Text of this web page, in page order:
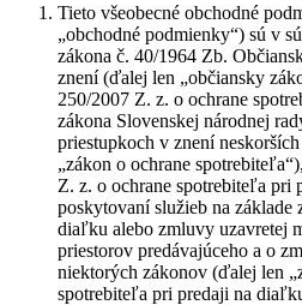
Tieto všeobecné obchodné
„obchodné podmienky“) sú v
zákona č. 40/1964 Zb.
znení (ďalej len „občiansky
250/2007 Z. z. o ochrane
zákona Slovenskej národnej
priestupkoch v znení
„zákon o ochrane
Z. z. o ochrane spotrebiteľa pri
poskytovaní služieb na základe
diaľku alebo zmluvy uzavretej
priestorov predávajúceho a o
niektorých zákonov (ďalej len
spotrebiteľa pri predaji na